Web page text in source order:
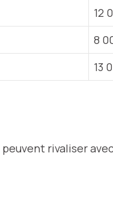
12
8
13
rivaliser avec